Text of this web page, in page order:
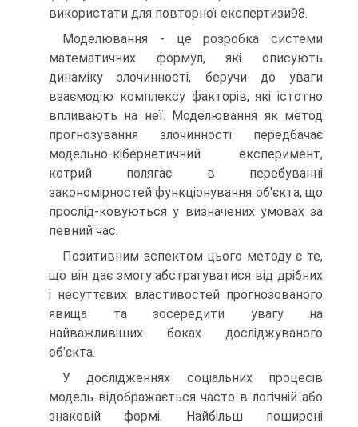
використати для повторної експертизи98.
Моделювання - це розробка системи
математичних формул, які описують
динаміку злочинності, беручи до уваги
взаємодію комплексу факторів, які істотно
впливають на неї. Моделювання як метод
прогнозування злочинності передбачає
модельно-кібернетичний експеримент,
котрий полягає в перебуванні
закономірностей функціонування об'єкта, що
прослід-ковуються у визначених умовах за
певний час.
Позитивним аспектом цього методу є те,
що він дає змогу абстрагуватися від дрібних
і несуттєвих властивостей прогнозованого
явища та зосередити увагу на
найважливіших боках досліджуваного
об'єкта.
У дослідженнях соціальних процесів
модель відображається часто в логічній або
знаковій формі. Найбільш поширені